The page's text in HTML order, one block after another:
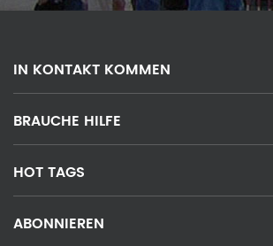
IN KONTAKT KOMMEN
BRAUCHE HILFE
HOT TAGS
ABONNIEREN